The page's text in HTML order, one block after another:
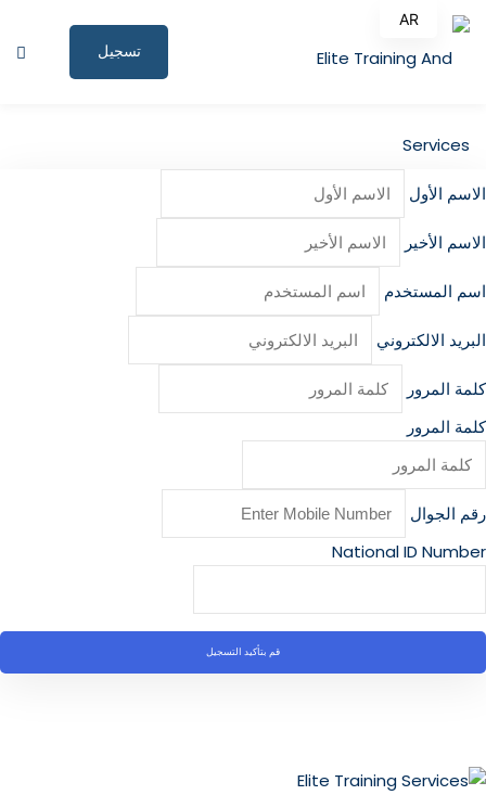
تسجيل
البرامج التدريبية
المقالات
نبذة عنا
الاسم الأول
الاسم الأخير
اسم المستخدم
البريد الالكتروني
كلمة المرور
كلمة المرور
رقم الجوال
National ID Number
قم بتأكيد التسجيل
AR
EN